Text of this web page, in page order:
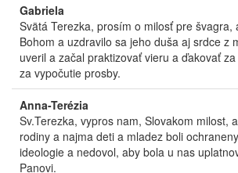
Gabriela
Svätá Terezka, prosím o milosť pre švagra,
Bohom a uzdravilo sa jeho duša aj srdce z
uveril a začal praktizovať vieru a ďakovať
za vypočutie prosby.
Anna-Terézia
Sv.Terezka, vypros nam, Slovakom milost,
rodiny a najma deti a mladez boli
ideologie a nedovol, aby bola u nas
Panovi.